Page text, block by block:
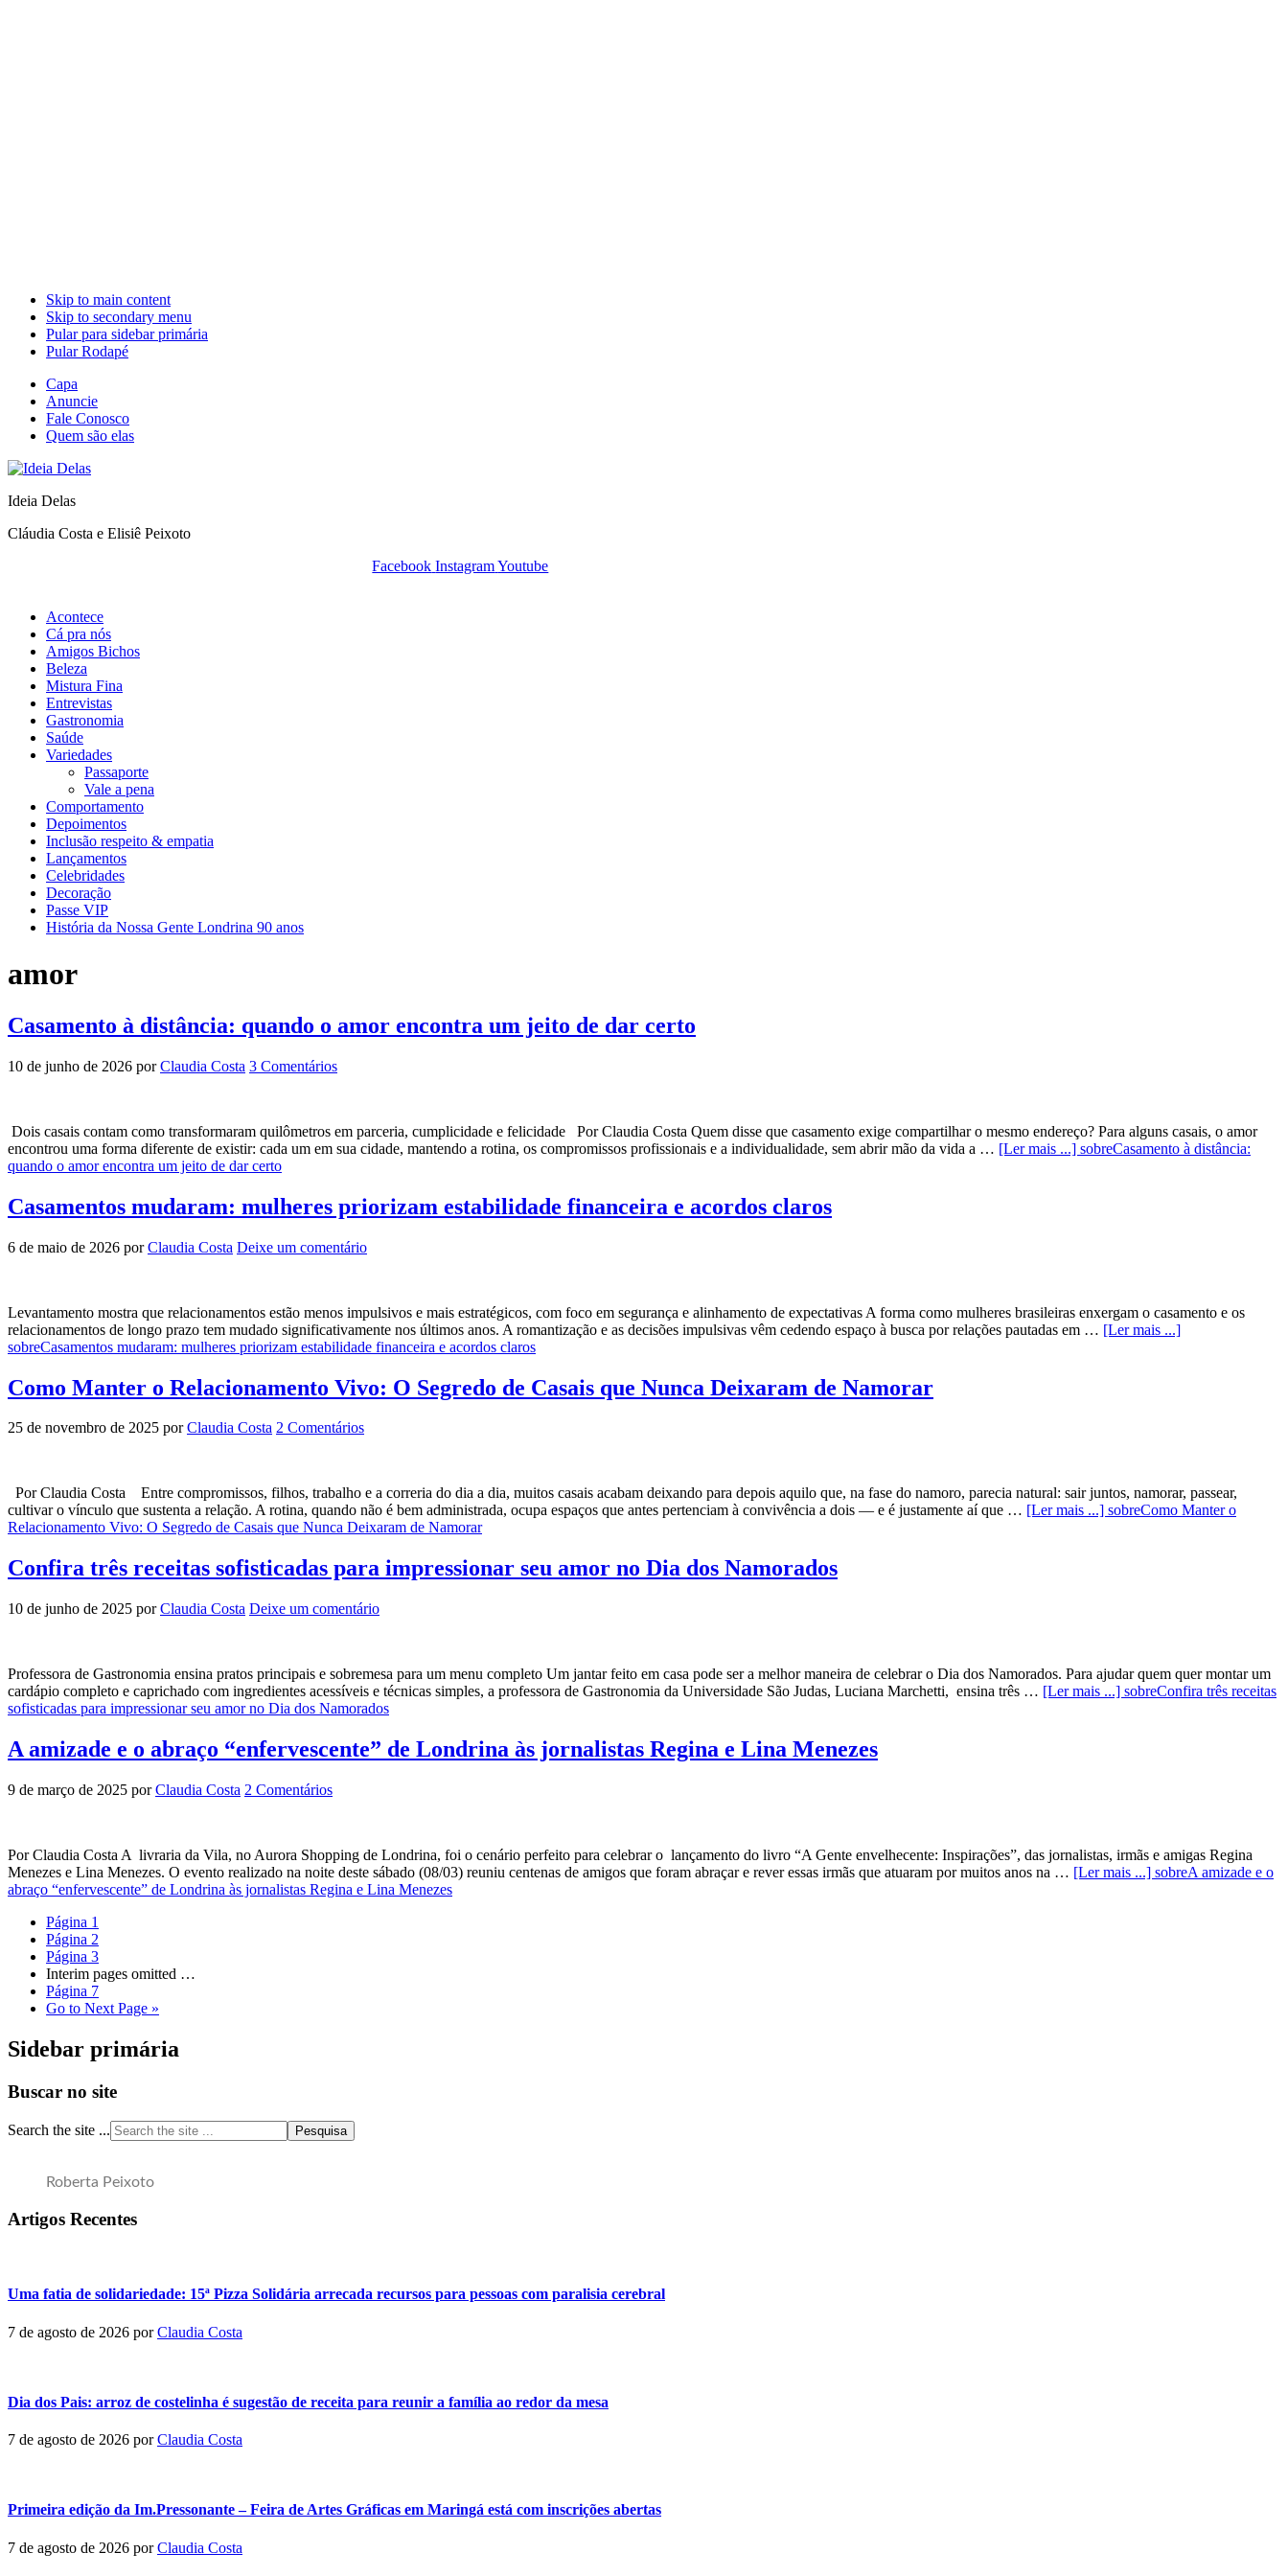
Skip to main content
Skip to secondary menu
Pular para sidebar primária
Pular Rodapé
Capa
Anuncie
Fale Conosco
Quem são elas
Ideia Delas
Cláudia Costa e Elisiê Peixoto
Facebook InstagramYoutube
Acontece
Cá pra nós
Amigos Bichos
Beleza
Mistura Fina
Entrevistas
Gastronomia
Saúde
Variedades
Passaporte
Vale a pena
Comportamento
Depoimentos
Inclusão respeito & empatia
Lançamentos
Celebridades
Decoração
Passe VIP
História da Nossa Gente Londrina 90 anos
amor
Casamento à distância: quando o amor encontra um jeito de dar certo
10 de junho de 2026 porClaudia Costa 3 Comentários
Dois casais contam como transformaram quilômetros em parceria, cumplicidade e felicidade Por Claudia Costa Quem disse que casamento exige compartilhar o mesmo endereço? Para alguns casais, o amor
encontrou uma forma diferente de existir: cada um em sua cidade, mantendo a rotina, os compromissos profissionais e a individualidade, sem abrir mão da vida a … [Ler mais ...] sobreCasamento à distância:
quando o amor encontra um jeito de dar certo
Casamentos mudaram: mulheres priorizam estabilidade financeira e acordos claros
6 de maio de 2026 porClaudia Costa Deixe um comentário
Levantamento mostra que relacionamentos estão menos impulsivos e mais estratégicos, com foco em segurança e alinhamento de expectativas A forma como mulheres brasileiras enxergam o casamento e os
relacionamentos de longo prazo tem mudado significativamente nos últimos anos. A romantização e as decisões impulsivas vêm cedendo espaço à busca por relações pautadas em … [Ler mais ...]
sobreCasamentos mudaram: mulheres priorizam estabilidade financeira e acordos claros
Como Manter o Relacionamento Vivo: O Segredo de Casais que Nunca Deixaram de Namorar
25 de novembro de 2025 porClaudia Costa 2 Comentários
Por Claudia Costa Entre compromissos, filhos, trabalho e a correria do dia a dia, muitos casais acabam deixando para depois aquilo que, na fase do namoro, parecia natural: sair juntos, namorar, passear,
cultivar o vínculo que sustenta a relação. A rotina, quando não é bem administrada, ocupa espaços que antes pertenciam à convivência a dois — e é justamente aí que … [Ler mais ...] sobreComo Manter o
Relacionamento Vivo: O Segredo de Casais que Nunca Deixaram de Namorar
Confira três receitas sofisticadas para impressionar seu amor no Dia dos Namorados
10 de junho de 2025 porClaudia Costa Deixe um comentário
Professora de Gastronomia ensina pratos principais e sobremesa para um menu completo Um jantar feito em casa pode ser a melhor maneira de celebrar o Dia dos Namorados. Para ajudar quem quer montar um
cardápio completo e caprichado com ingredientes acessíveis e técnicas simples, a professora de Gastronomia da Universidade São Judas, Luciana Marchetti, ensina três … [Ler mais ...] sobreConfira três receitas
sofisticadas para impressionar seu amor no Dia dos Namorados
A amizade e o abraço “enfervescente” de Londrina às jornalistas Regina e Lina Menezes
9 de março de 2025 porClaudia Costa 2 Comentários
Por Claudia Costa A livraria da Vila, no Aurora Shopping de Londrina, foi o cenário perfeito para celebrar o lançamento do livro “A Gente envelhecente: Inspirações”, das jornalistas, irmãs e amigas Regina
Menezes e Lina Menezes. O evento realizado na noite deste sábado (08/03) reuniu centenas de amigos que foram abraçar e rever essas irmãs que atuaram por muitos anos na … [Ler mais ...] sobreA amizade e o
abraço “enfervescente” de Londrina às jornalistas Regina e Lina Menezes
Página 1
Página 2
Página 3
Interim pages omitted …
Página 7
Go to Next Page »
Sidebar primária
Buscar no site
Search the site ...
Roberta Peixoto
Artigos Recentes
Uma fatia de solidariedade: 15ª Pizza Solidária arrecada recursos para pessoas com paralisia cerebral
7 de agosto de 2026 porClaudia Costa
Dia dos Pais: arroz de costelinha é sugestão de receita para reunir a família ao redor da mesa
7 de agosto de 2026 porClaudia Costa
Primeira edição da Im.Pressonante – Feira de Artes Gráficas em Maringá está com inscrições abertas
7 de agosto de 2026 porClaudia Costa